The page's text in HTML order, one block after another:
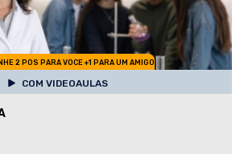
2 POS PARA VOCE +1 PARA UM AMIGO
COM VIDEOAULAS